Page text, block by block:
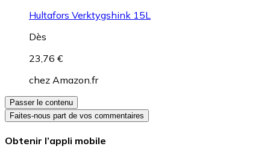
Hultafors Verktygshink 15L
Dès
23,76 €
chez Amazon.fr
Passer le contenu
Faites-nous part de vos commentaires
Obtenir l’appli mobile